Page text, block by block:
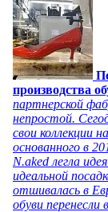
производства
партнерской
непростой.
свои коллекции
основанного в
N.aked легла
идеальной
отшивалась в
обуви перенесли